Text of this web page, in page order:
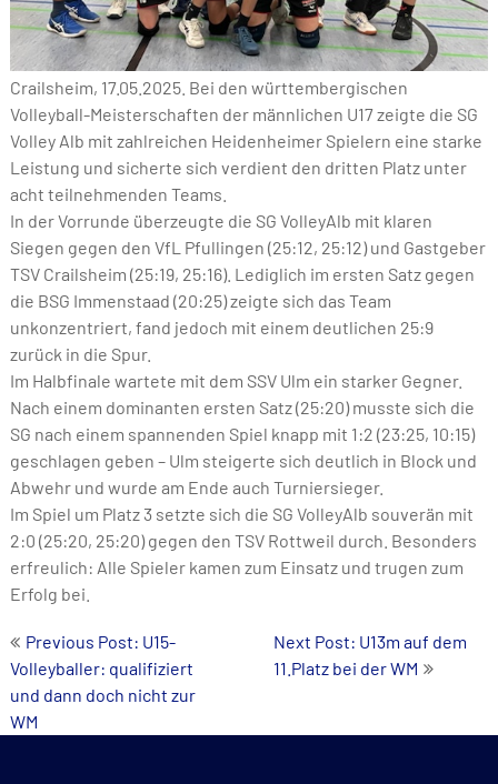
Crailsheim, 17.05.2025. Bei den württembergischen
Volleyball-Meisterschaften der männlichen U17 zeigte die SG
Volley Alb mit zahlreichen Heidenheimer Spielern eine starke
Leistung und sicherte sich verdient den dritten Platz unter
acht teilnehmenden Teams.
In der Vorrunde überzeugte die SG VolleyAlb mit klaren
Siegen gegen den VfL Pfullingen (25:12, 25:12) und Gastgeber
TSV Crailsheim (25:19, 25:16). Lediglich im ersten Satz gegen
die BSG Immenstaad (20:25) zeigte sich das Team
unkonzentriert, fand jedoch mit einem deutlichen 25:9
zurück in die Spur.
Im Halbfinale wartete mit dem SSV Ulm ein starker Gegner.
Nach einem dominanten ersten Satz (25:20) musste sich die
SG nach einem spannenden Spiel knapp mit 1:2 (23:25, 10:15)
geschlagen geben – Ulm steigerte sich deutlich in Block und
Abwehr und wurde am Ende auch Turniersieger.
Im Spiel um Platz 3 setzte sich die SG VolleyAlb souverän mit
2:0 (25:20, 25:20) gegen den TSV Rottweil durch. Besonders
erfreulich: Alle Spieler kamen zum Einsatz und trugen zum
Erfolg bei.
Post
navigation
Previous Post: U15-
Volleyballer: qualifiziert
und dann doch nicht zur
WM
Next Post: U13m auf dem
11.Platz bei der WM